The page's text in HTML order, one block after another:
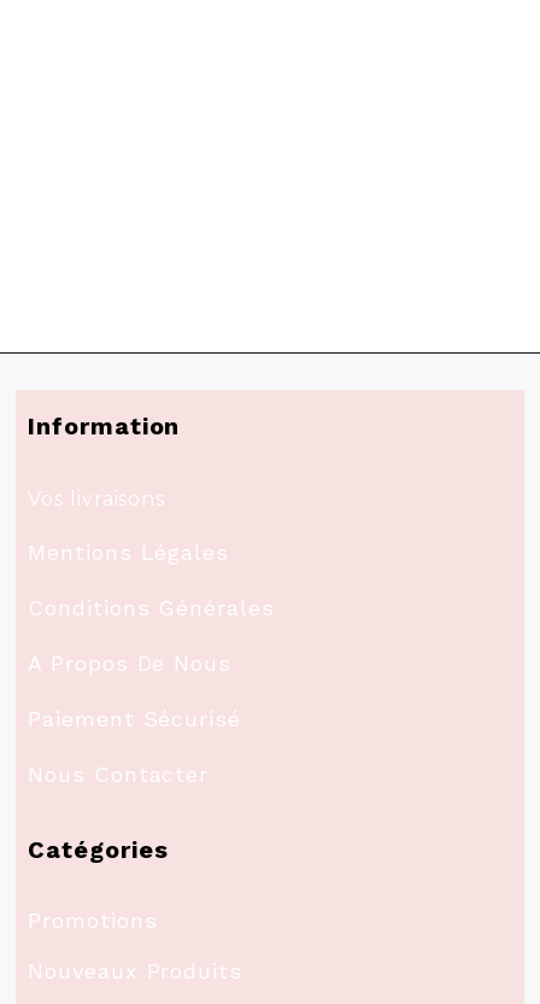
Information
Vos livraisons
Mentions Légales
Conditions Générales
A Propos De Nous
Paiement Sécurisé
Nous Contacter
Catégories
Promotions
Nouveaux Produits